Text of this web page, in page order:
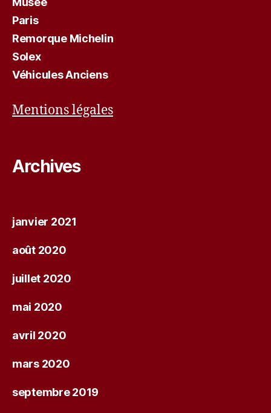
Paris
Remorque Michelin
Solex
Véhicules Anciens
Mentions légales
Archives
janvier 2021
août 2020
juillet 2020
mai 2020
avril 2020
mars 2020
septembre 2019